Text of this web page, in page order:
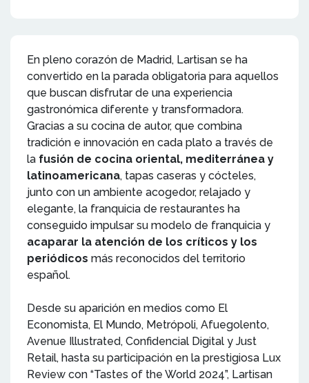
En pleno corazón de Madrid, Lartisan se ha
convertido en la parada obligatoria para aquellos
que buscan disfrutar de una experiencia
gastronómica diferente y transformadora.
Gracias a su cocina de autor, que combina
tradición e innovación en cada plato a través de
la fusión de cocina oriental, mediterránea y
latinoamericana, tapas caseras y cócteles,
junto con un ambiente acogedor, relajado y
elegante, la franquicia de restaurantes ha
conseguido impulsar su modelo de franquicia y
acaparar la atención de los críticos y los
periódicos más reconocidos del territorio
español.
Desde su aparición en medios como El
Economista, El Mundo, Metrópoli, Afuegolento,
Avenue Illustrated, Confidencial Digital y Just
Retail, hasta su participación en la prestigiosa Lux
Review con “Tastes of the World 2024”, Lartisan